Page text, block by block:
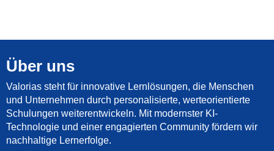
Über uns
Valorias steht für innovative Lernlösungen, die Menschen
und Unternehmen durch personalisierte, werteorientierte
Schulungen weiterentwickeln. Mit modernster KI-
Technologie und einer engagierten Community fördern wir
nachhaltige Lernerfolge.